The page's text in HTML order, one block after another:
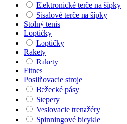
Elektronické terče na šípky
Sisalové terče na šípky
Stolný tenis
Loptičky
Loptičky
Rakety
Rakety
Fitnes
Posilňovacie stroje
Bežecké pásy
Stepery
Veslovacie trenažéry
Spinningové bicykle